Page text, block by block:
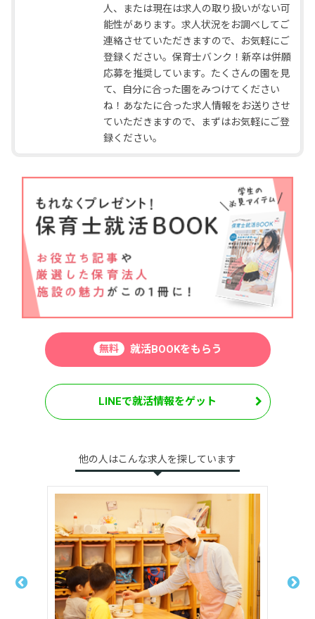
人、または現在は求人の取り扱いがない可
能性があります。求人状況をお調べしてご
連絡させていただきますので、お気軽にご
登録ください。保育士バンク！新卒は併願
応募を推奨しています。たくさんの園を見
て、自分に合った園をみつけてください
ね！あなたに合った求人情報をお送りさせ
ていただきますので、まずはお気軽にご登
録ください。
無料 就活BOOKをもらう
LINEで就活情報をゲット
他の人はこんな求人を探しています